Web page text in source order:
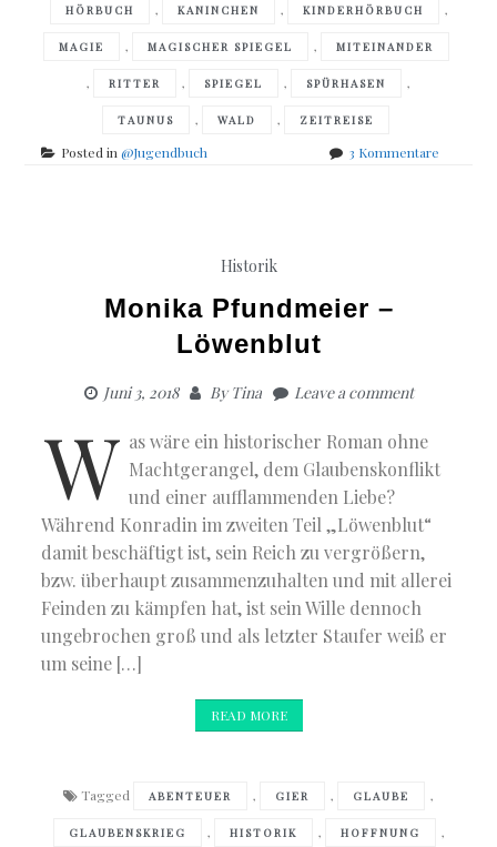
HÖRBUCH , KANINCHEN , KINDERHÖRBUCH ,
MAGIE , MAGISCHER SPIEGEL , MITEINANDER
, RITTER , SPIEGEL , SPÜRHASEN ,
TAUNUS , WALD , ZEITREISE
Posted in@Jugendbuch 3 Kommentarezu
Historik
Monika Pfundmeier –
Löwenblut
Juni 3, 2018 ByTina Leave a comment
W as wäre ein historischer Roman ohne
Machtgerangel, dem Glaubenskonflikt
und einer aufflammenden Liebe?
Während Konradin im zweiten Teil „Löwenblut“
damit beschäftigt ist, sein Reich zu vergrößern,
bzw. überhaupt zusammenzuhalten und mit allerei
Feinden zu kämpfen hat, ist sein Wille dennoch
ungebrochen groß und als letzter Staufer weiß er
um seine […]
READ MORE
Tagged ABENTEUER , GIER , GLAUBE ,
GLAUBENSKRIEG , HISTORIK , HOFFNUNG ,